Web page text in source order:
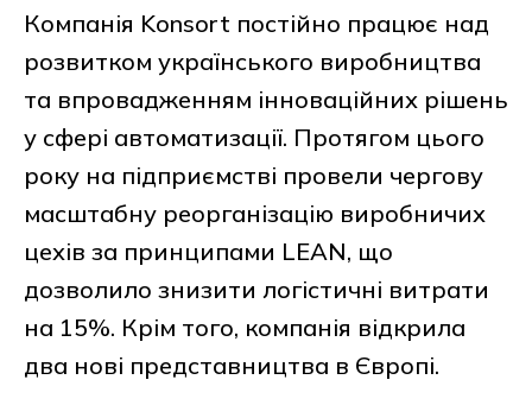
Компанія Konsort постійно працює над
розвитком українського виробництва
та впровадженням інноваційних рішень
у сфері автоматизації. Протягом цього
року на підприємстві провели чергову
масштабну реорганізацію виробничих
цехів за принципами LEAN, що
дозволило знизити логістичні витрати
на 15%. Крім того, компанія відкрила
два нові представництва в Європі.